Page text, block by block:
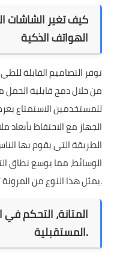
كيف تغير الشاشات
الهواتف الذكية
توفر التصاميم القابلة
من خلال دمج قابلية
للمستخدمين الاستمتاع
الجهاز مع الاحتفاظ بأبعاد
الطريقة التي يقوم بها
الوسائط، مما يوسع نطاق
يمثل هذا النوع من المرونة تحولا كبيرا في تجهيزات الأجهزة.
المتانة، التحكم في
المستقبلية.